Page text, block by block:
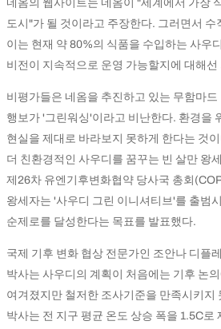
네옴의 웹사이트는 네옴이 "세계에서 가장
도시"가 될 것이라고 주장한다. 그러면서
이는 현재 약 80%의 식품을 수입하는 사우
비전이 지속적으로 운영 가능할지에 대해선
비평가들은 네옴을 추진하고 있는 무함마드
행보가 '그린워싱'이라고 비난한다. 환경을
현실을 제대로 바라보지 못하게 한다는 것
더 친환경적인 사우디를 꿈꾸는 빈 살만 왕
제26차 유엔기후변화협약 당사국 총회
왕세자는 '사우디 그린 이니셔티브'를 출범
순제로를 달성한다는 목표를 발표했다.
국제 기후 변화 협상 전문가인 조안나 디플
박사는 사우디의 계획이 처음에는 기후 논
여겨졌지만 철저한 조사기준을 만족시키지
박사는 전 지구 평균 온도 상승 폭을 1.5C로